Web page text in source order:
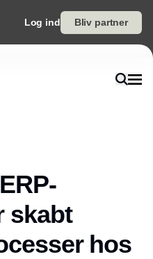
Log ind Bliv partner
skabt
hos